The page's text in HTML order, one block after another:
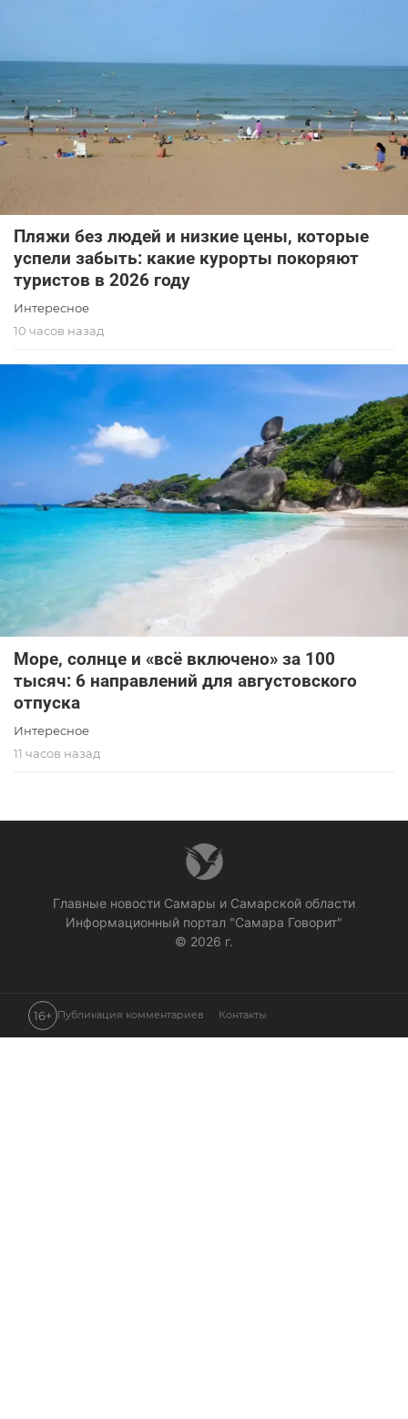
Пляжи без людей и низкие цены, которые
успели забыть: какие курорты покоряют
туристов в 2026 году
Интересное
10 часов назад
Море, солнце и «всё включено» за 100
тысяч: 6 направлений для августовского
отпуска
Интересное
11 часов назад
Главные новости Самары и Самарской области
Информационный портал "Самара Говорит"
© 2026 г.
16+ Публикация комментариев Контакты